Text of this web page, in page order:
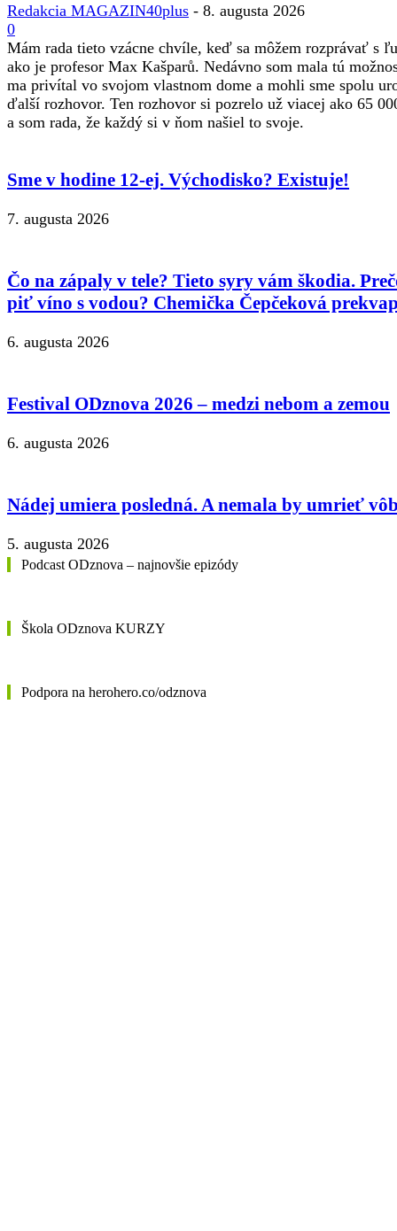
Redakcia MAGAZIN40plus - 8. augusta 2026
0
Mám rada tieto vzácne chvíle, keď sa môžem rozprávať s
ako je profesor Max Kašparů. Nedávno som mala tú
ma privítal vo svojom vlastnom dome a mohli sme spolu
ďalší rozhovor. Ten rozhovor si pozrelo už viacej ako 65
a som rada, že každý si v ňom našiel to svoje.
Sme v hodine 12-ej. Východisko? Existuje!
7. augusta 2026
Čo na zápaly v tele? Tieto syry vám škodia.
piť víno s vodou? Chemička Čepčeková
6. augusta 2026
Festival ODznova 2026 – medzi nebom a zemou
6. augusta 2026
Nádej umiera posledná. A nemala by umrieť
5. augusta 2026
Podcast ODznova – najnovšie epizódy
Škola ODznova KURZY
Podpora na herohero.co/odznova